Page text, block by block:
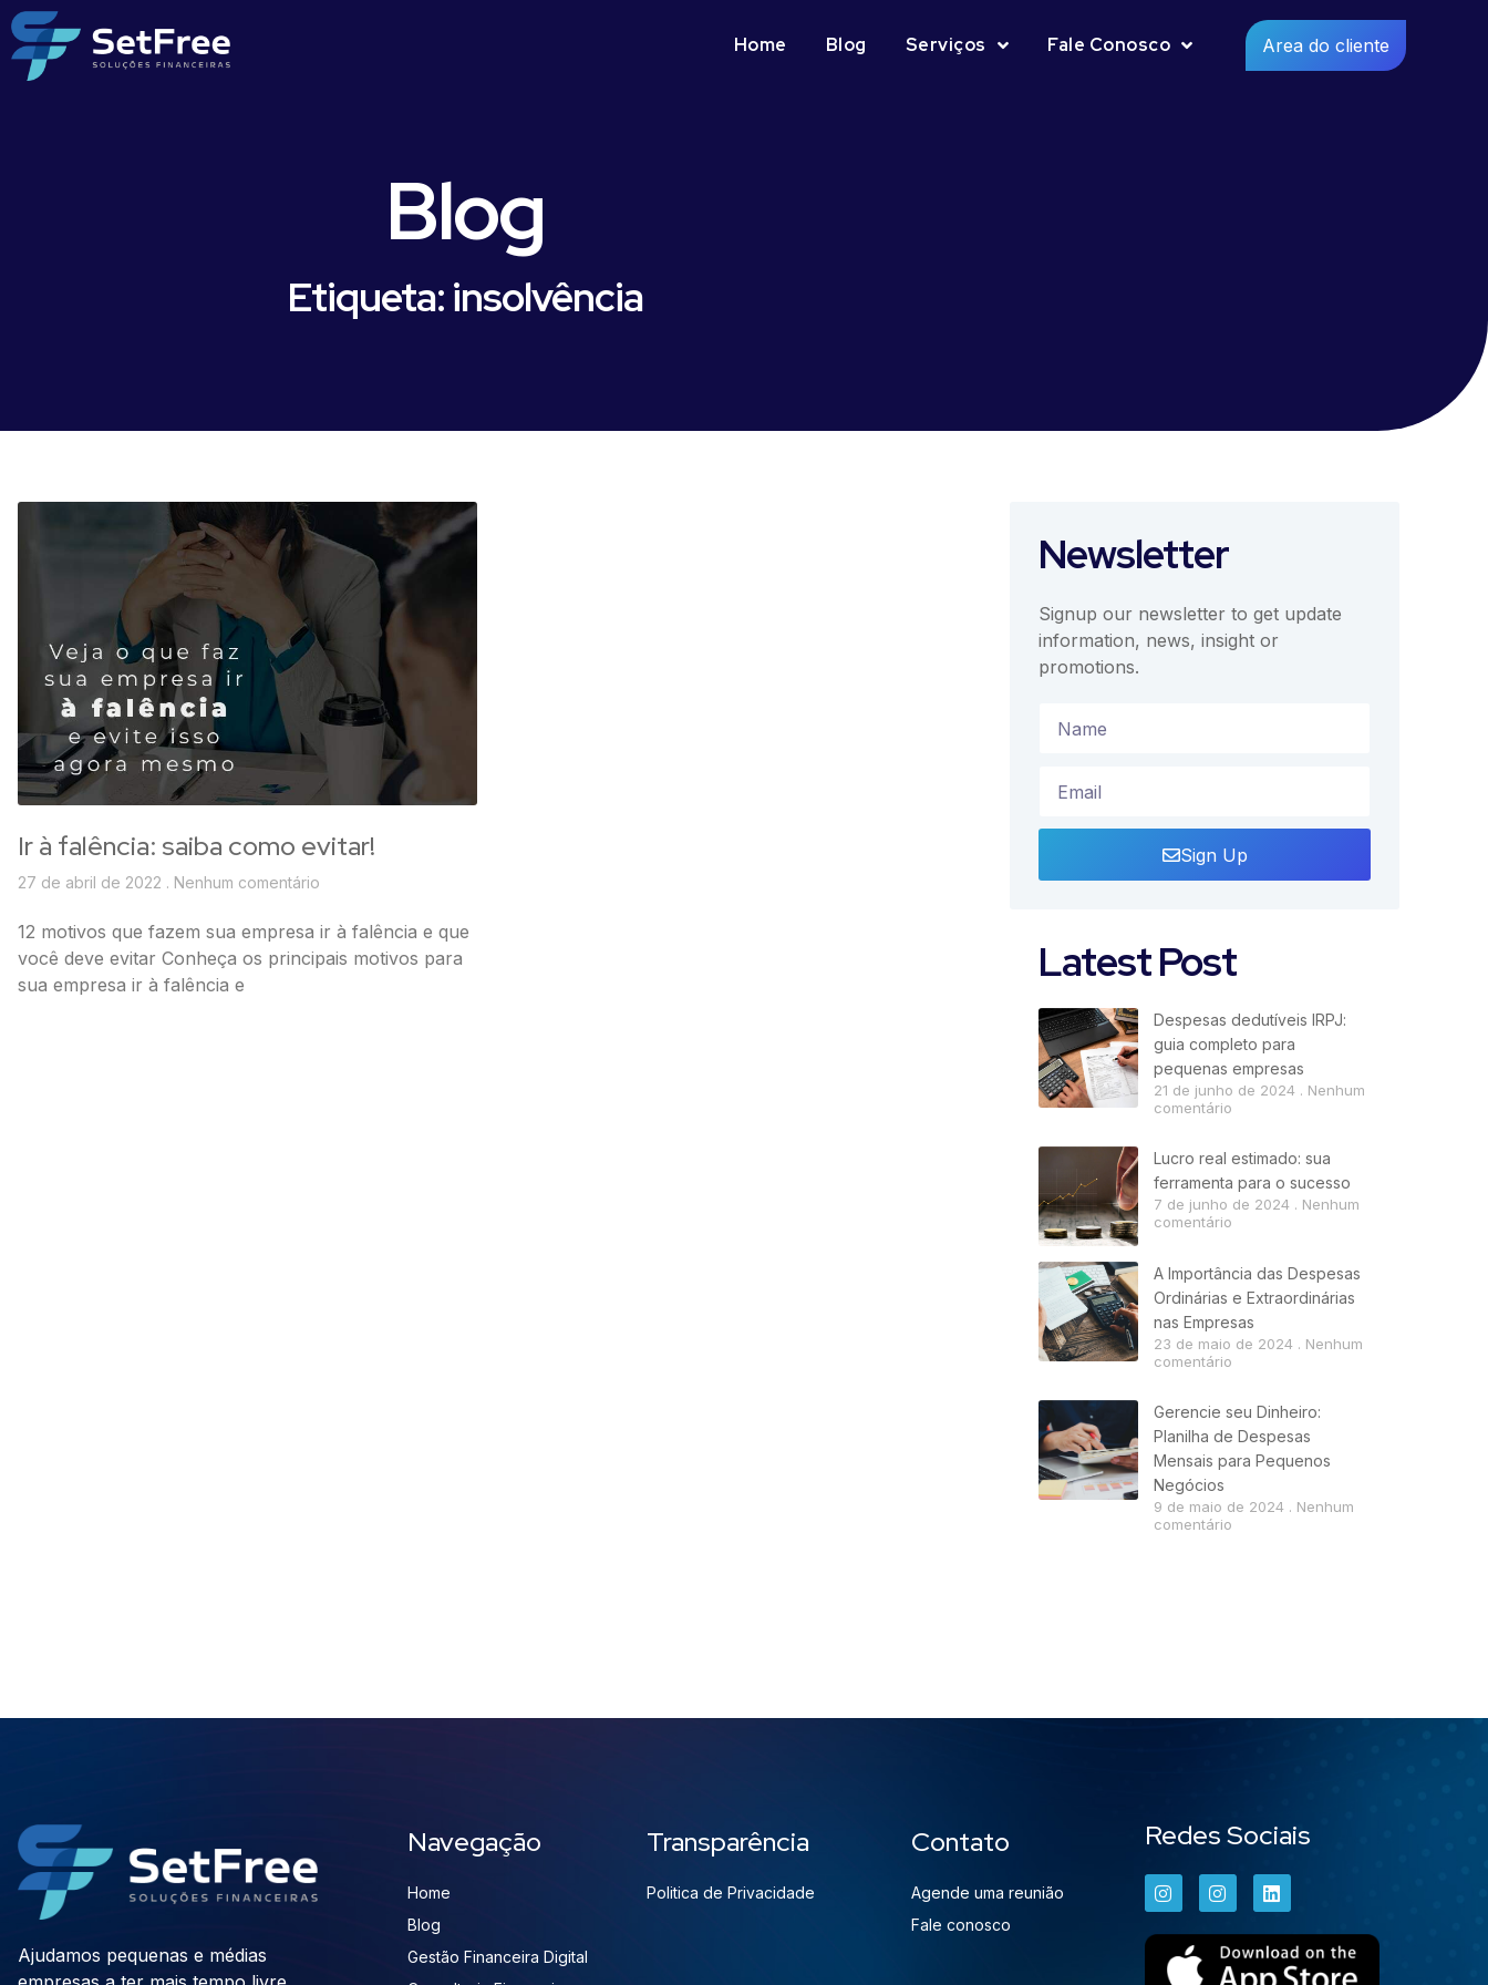
Home Blog Serviços Fale Conosco Area do cliente
Blog
Etiqueta: insolvência
Ir à falência: saiba como evitar!
27 de abril de 2022 Nenhum comentário
12 motivos que fazem sua empresa ir à falência e que
você deve evitar Conheça os principais motivos para
sua empresa ir à falência e
Newsletter
Signup our newsletter to get update
information, news, insight or
promotions.
Sign Up
Latest Post
Despesas dedutíveis IRPJ:
guia completo para
pequenas empresas
21 de junho de 2024
Nenhum
comentário
Lucro real estimado: sua
ferramenta para o sucesso
7 de junho de 2024
Nenhum
comentário
A Importância das Despesas
Ordinárias e Extraordinárias
nas Empresas
23 de maio de 2024
Nenhum
comentário
Gerencie seu Dinheiro:
Planilha de Despesas
Mensais para Pequenos
Negócios
9 de maio de 2024
Nenhum
comentário
Ajudamos pequenas e médias
Navegação
Home
Blog
Gestão Financeira Digital
Transparência
Politica de Privacidade
Contato
Agende uma reunião
Fale conosco
Redes Sociais